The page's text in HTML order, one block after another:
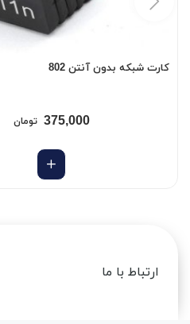
کارت شبکه بدون آنتن 802
375,000 تومان
ارتباط با ما